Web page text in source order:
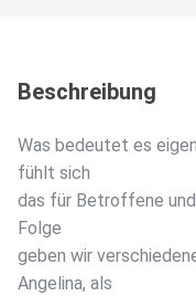
Beschreibung
Was bedeutet es
fühlt sich
das für Betroffene
Folge
geben wir
Angelina, als